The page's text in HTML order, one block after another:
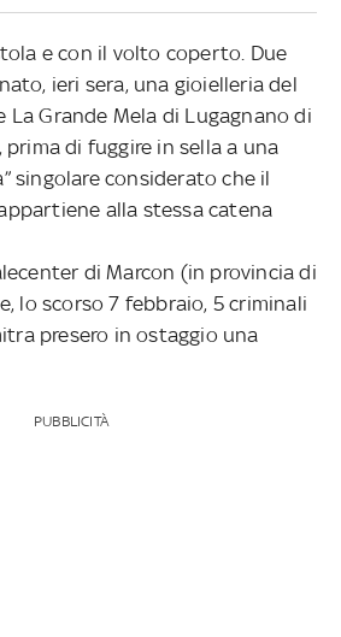
e con il volto coperto. Due
ieri sera, una gioielleria del
La Grande Mela di Lugagnano di
prima di fuggire in sella a una
singolare considerato che il
alla stessa catena
di Marcon (in provincia di
lo scorso 7 febbraio, 5 criminali
presero in ostaggio una
PUBBLICITÀ